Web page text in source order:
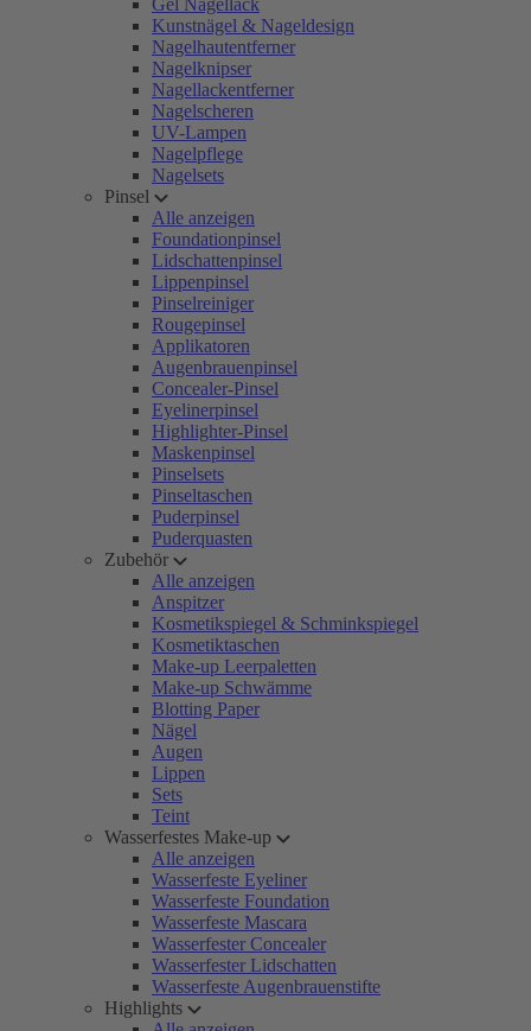
Gel Nagellack
Kunstnägel & Nageldesign
Nagelhautentferner
Nagelknipser
Nagellackentferner
Nagelscheren
UV-Lampen
Nagelpflege
Nagelsets
Pinsel
Alle anzeigen
Foundationpinsel
Lidschattenpinsel
Lippenpinsel
Pinselreiniger
Rougepinsel
Applikatoren
Augenbrauenpinsel
Concealer-Pinsel
Eyelinerpinsel
Highlighter-Pinsel
Maskenpinsel
Pinselsets
Pinseltaschen
Puderpinsel
Puderquasten
Zubehör
Alle anzeigen
Anspitzer
Kosmetikspiegel & Schminkspiegel
Kosmetiktaschen
Make-up Leerpaletten
Make-up Schwämme
Blotting Paper
Nägel
Augen
Lippen
Sets
Teint
Wasserfestes Make-up
Alle anzeigen
Wasserfeste Eyeliner
Wasserfeste Foundation
Wasserfeste Mascara
Wasserfester Concealer
Wasserfester Lidschatten
Wasserfeste Augenbrauenstifte
Highlights